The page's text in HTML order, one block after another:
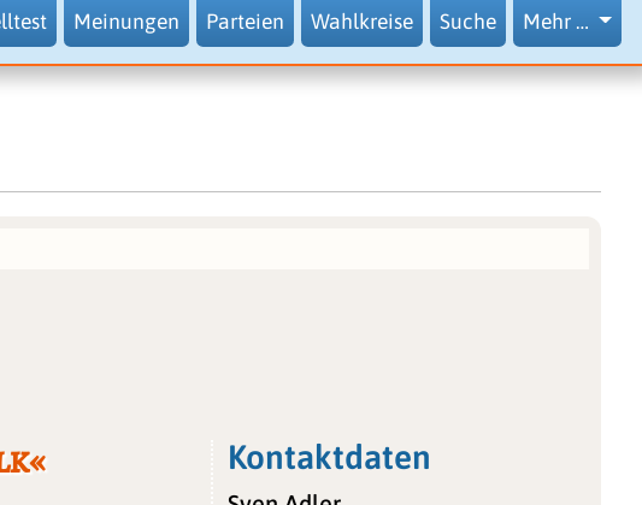
Meinungen Parteien Wahlkreise Suche Mehr …
Kontaktdaten